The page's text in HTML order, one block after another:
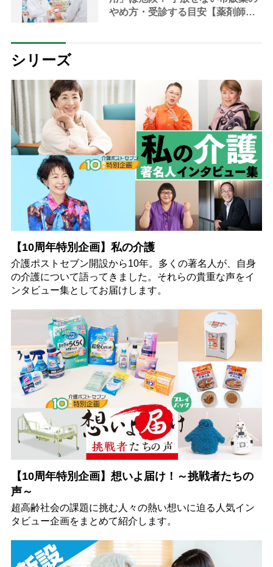
やめ方・受診する目安【薬剤師解
シリーズ
【10周年特別企画】私の介護
介護ポストセブン開設から10年。多くの著名人が、自身
の介護について語ってきました。それらの貴重な声をイ
ンタビュー集としてお届けします。
【10周年特別企画】想いよ届け！～挑戦者たちの
声～
超高齢社会の課題に挑む人々の熱い想いに迫る人気イン
タビュー企画をまとめて紹介します。